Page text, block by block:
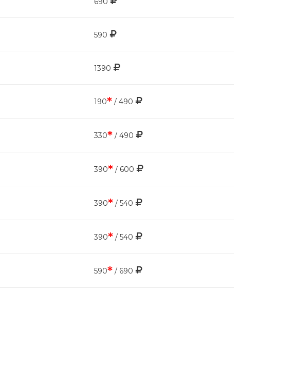
590
1390
190* / 490
330* / 490
390* / 600
390* / 540
390* / 540
590* / 690